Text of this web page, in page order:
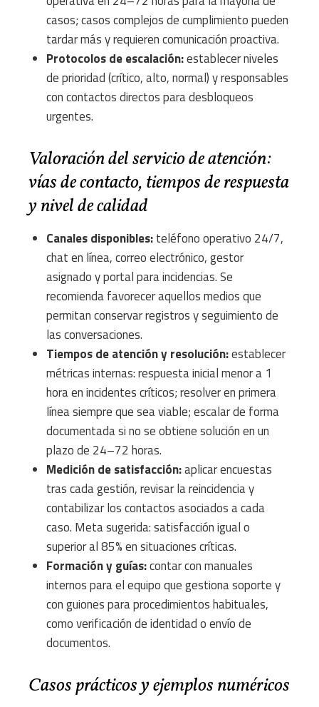
casos; casos complejos de cumplimiento pueden
tardar más y requieren comunicación proactiva.
Protocolos de escalación:establecer niveles
de prioridad (crítico, alto, normal) y responsables
con contactos directos para desbloqueos
urgentes.
Valoración del servicio de atención:
vías de contacto, tiempos de respuesta
y nivel de calidad
Canales disponibles:teléfono operativo 24/7,
chat en línea, correo electrónico, gestor
asignado y portal para incidencias. Se
recomienda favorecer aquellos medios que
permitan conservar registros y seguimiento de
las conversaciones.
Tiempos de atención y resolución:establecer
métricas internas: respuesta inicial menor a 1
hora en incidentes críticos; resolver en primera
línea siempre que sea viable; escalar de forma
documentada si no se obtiene solución en un
plazo de 24–72 horas.
Medición de satisfacción:aplicar encuestas
tras cada gestión, revisar la reincidencia y
contabilizar los contactos asociados a cada
caso. Meta sugerida: satisfacción igual o
superior al 85% en situaciones críticas.
Formación y guías:contar con manuales
internos para el equipo que gestiona soporte y
con guiones para procedimientos habituales,
como verificación de identidad o envío de
documentos.
Casos prácticos y ejemplos numéricos